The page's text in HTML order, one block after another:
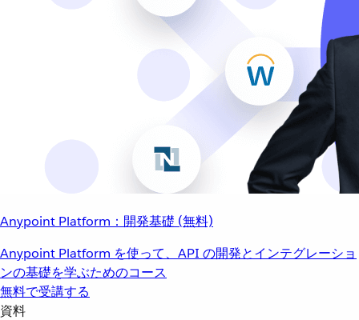
Anypoint Platform：開発基礎 (無料)
Anypoint Platform を使って、API の開発とインテグレーショ
ンの基礎を学ぶためのコース
無料で受講する
資料